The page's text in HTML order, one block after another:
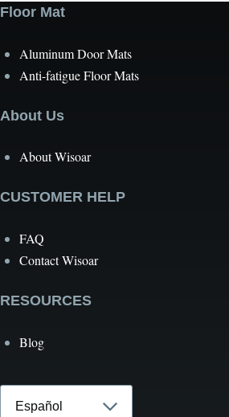
Floor Mat
Aluminum Door Mats
Anti-fatigue Floor Mats
About Us
About Wisoar
CUSTOMER HELP
FAQ
Contact Wisoar
RESOURCES
Blog